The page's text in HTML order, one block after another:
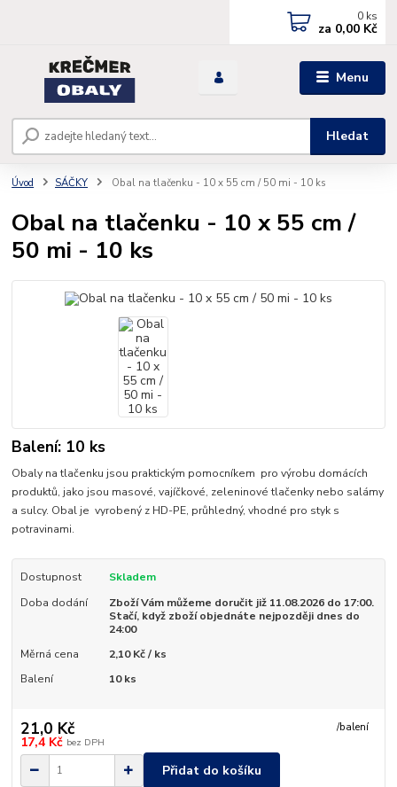
Menu
Hledat
0 ks
za 0,00 Kč
Úvod SÁČKY Obal na tlačenku - 10 x 55 cm / 50 mi - 10 ks
Obal na tlačenku - 10 x 55 cm /
50 mi - 10 ks
Balení: 10 ks
Obaly na tlačenku jsou praktickým pomocníkem pro výrobu domácích
produktů, jako jsou masové, vajíčkové, zeleninové tlačenky nebo salámy
a sulcy. Obal je vyrobený z HD-PE, průhledný, vhodné pro styk s
potravinami.
Dostupnost
Skladem
Doba dodání
Zboží Vám můžeme doručit již 11.08.2026 do 17:00.
Stačí, když zboží objednáte nejpozději dnes do
24:00
Měrná cena
2,10 Kč / ks
Balení
10 ks
21,0 Kč /balení
17,4 Kč bez DPH
Přidat do košíku